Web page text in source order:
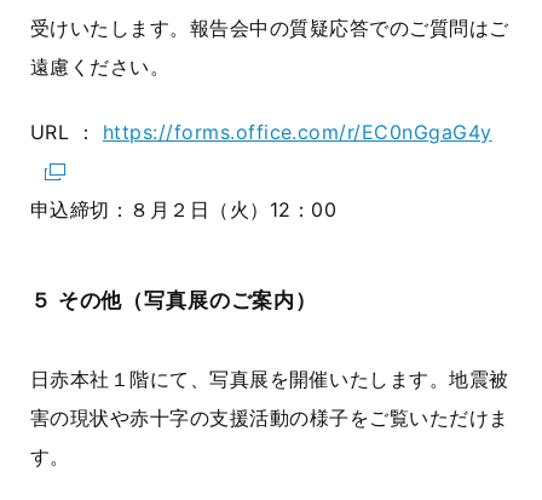
受けいたします。報告会中の質疑応答でのご質問はご
遠慮ください。
URL ： https://forms.office.com/r/EC0nGgaG4y
申込締切：８月２日（火）12：00
５ その他（写真展のご案内）
日赤本社１階にて、写真展を開催いたします。地震被
害の現状や赤十字の支援活動の様子をご覧いただけま
す。